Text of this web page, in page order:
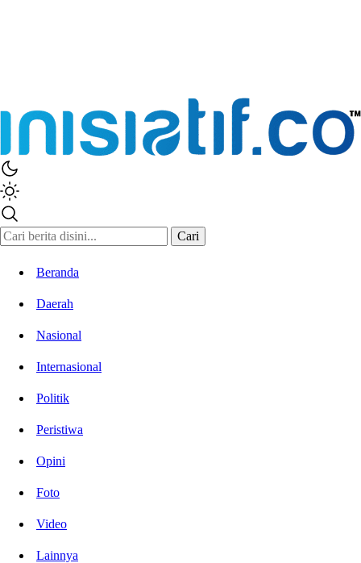
Inisiatif.co
Stay Connected Stay Informed
Cari
Beranda
Daerah
Nasional
Internasional
Politik
Peristiwa
Opini
Foto
Video
Lainnya